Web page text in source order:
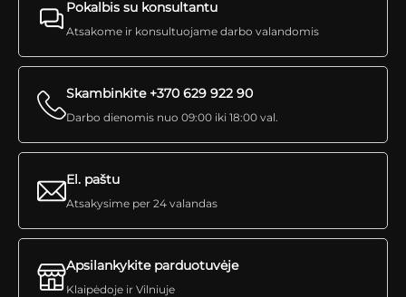
Pokalbis su konsultantu
Atsakome ir konsultuojame darbo valandomis
Skambinkite +370 629 922 90
Darbo dienomis nuo 09:00 iki 18:00 val.
El. paštu
Atsakysime per 24 valandas
Apsilankykite parduotuvėje
Klaipėdoje ir Vilniuje